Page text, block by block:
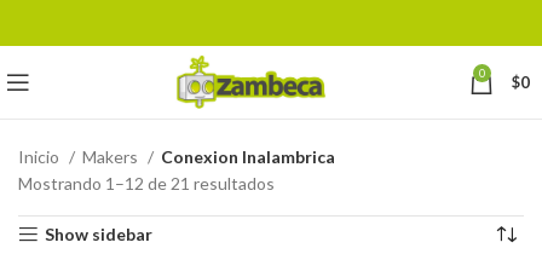
0 $0
Inicio Makers
Conexion Inalambrica
Mostrando 1–12 de 21 resultados
Show sidebar